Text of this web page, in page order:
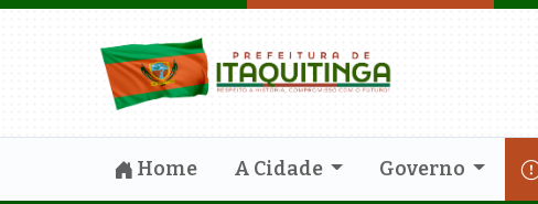
Home A Cidade Governo